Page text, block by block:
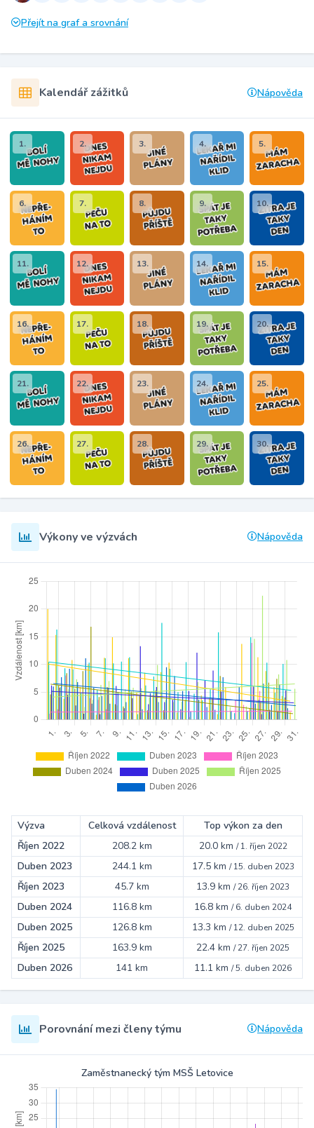
Přejít na graf a srovnání
Kalendář zážitků Nápověda
1. 2. 3. 4. 5.
6. 7. 8. 9. 10.
11. 12. 13. 14. 15.
16. 17. 18. 19. 20.
21. 22. 23. 24. 25.
26. 27. 28. 29. 30.
Výkony ve výzvách Nápověda
Výzva Celková vzdálenost
Top výkon za den
Říjen 2022
208.2 km 20.0 km /1. říjen 2022
Duben 2023 244.1 km 17.5 km /15. duben 2023
Říjen 2023 45.7 km 13.9 km /26. říjen 2023
Duben 2024 116.8 km 16.8 km /6. duben 2024
Duben 2025 126.8 km 13.3 km /12. duben 2025
Říjen 2025 163.9 km 22.4 km /27. říjen 2025
Duben 2026 141 km 11.1 km /5. duben 2026
Porovnání mezi členy týmu Nápověda
Zaměstnanecký tým MSŠ Letovice